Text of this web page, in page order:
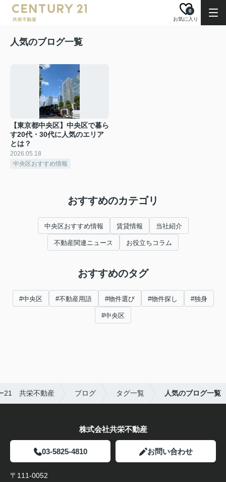
お気に入り
0
人気のブログ一覧
【東京都中央区】中央区で暮ら
す20代・30代に人気のエリア
とは？
2026.05.18
中央区おすすめ情報
おすすめのカテゴリ
中央区おすすめ情報 賃貸情報 当社紹介
不動産関連ニュース お役立ちコラム
おすすめのタグ
#中央区 #不動産用語 #物件選び #物件探し #独身
#中央区
21 共栄不動産 ブログ タグ一覧 人気のブログ一覧
株式会社共栄不動産
03-5825-4810 お問い合わせ
〒111-0052